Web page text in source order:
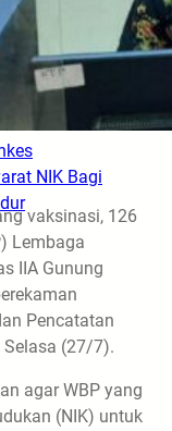
NIK Bagi
vaksinasi, 126
Lembaga
IIA Gunung
Pencatatan
(27/7).
agar WBP yang
(NIK) untuk